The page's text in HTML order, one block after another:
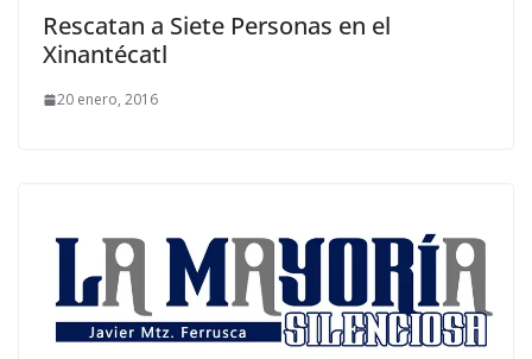
Rescatan a Siete Personas en el
Xinantécatl
20 enero, 2016